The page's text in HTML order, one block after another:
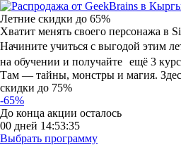
Летние скидки до 65%
Хватит менять своего персонажа в
Начините учиться с выгодой этим
на обучении и получайте ещё 3
Там — тайны, монстры и магия.
скидки до 75%
-65%
До конца акции осталось
00 дней 14:53:34
Выбрать программу